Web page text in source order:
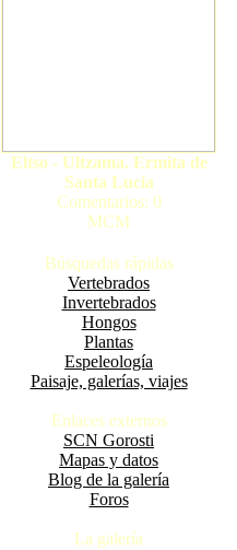
Eltso - Ultzama. Ermita de
Santa Lucia
Comentarios: 0
MCM
Búsquedas rápidas
Vertebrados
Invertebrados
Hongos
Plantas
Espeleología
Paisaje, galerías, viajes
Enlaces externos
SCN Gorosti
Mapas y datos
Blog de la galería
Foros
La galería